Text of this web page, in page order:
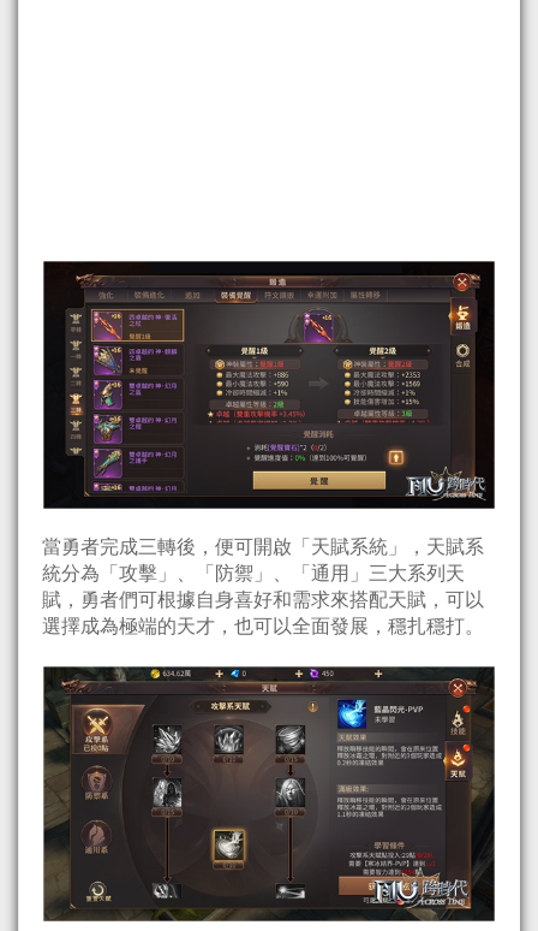
當勇者完成三轉後，便可開啟「天賦系統」，天賦系
統分為「攻擊」、「防禦」、「通用」三大系列天
賦，勇者們可根據自身喜好和需求來搭配天賦，可以
選擇成為極端的天才，也可以全面發展，穩扎穩打。